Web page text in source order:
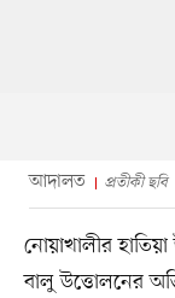
আদালত প্রতীকী ছবি
নোয়াখালীর
বালু উত্তোলনের